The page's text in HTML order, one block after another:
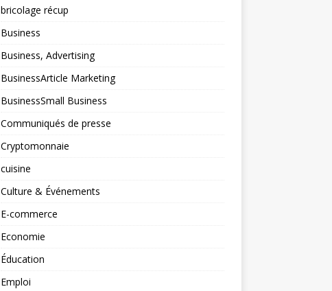
bricolage récup
Business
Business, Advertising
BusinessArticle Marketing
BusinessSmall Business
Communiqués de presse
Cryptomonnaie
cuisine
Culture & Événements
E-commerce
Economie
Éducation
Emploi